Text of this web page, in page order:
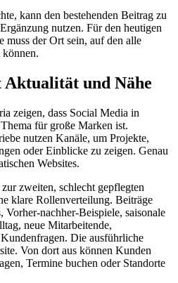
kann den bestehenden Beitrag zu
nutzen. Für den heutigen
der Ort sein, auf den alle
Aktualität und Nähe
zeigen, dass Social Media in
für große Marken ist.
nutzen Kanäle, um Projekte,
oder Einblicke zu zeigen. Genau
Websites.
zweiten, schlecht gepflegten
klare Rollenverteilung. Beiträge
Vorher-nachher-Beispiele, saisonale
neue Mitarbeitende,
Die ausführliche
Von dort aus können Kunden
Termine buchen oder Standorte